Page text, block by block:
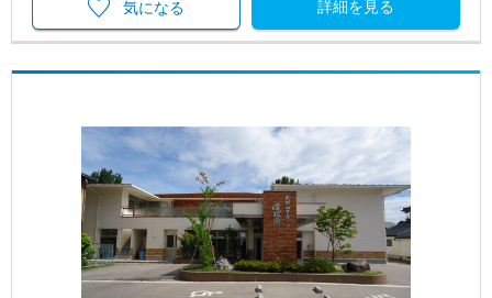
詳細を見る
気になる